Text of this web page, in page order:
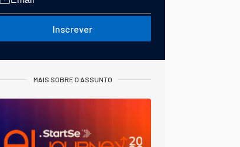
Inscrever
MAIS SOBRE O ASSUNTO